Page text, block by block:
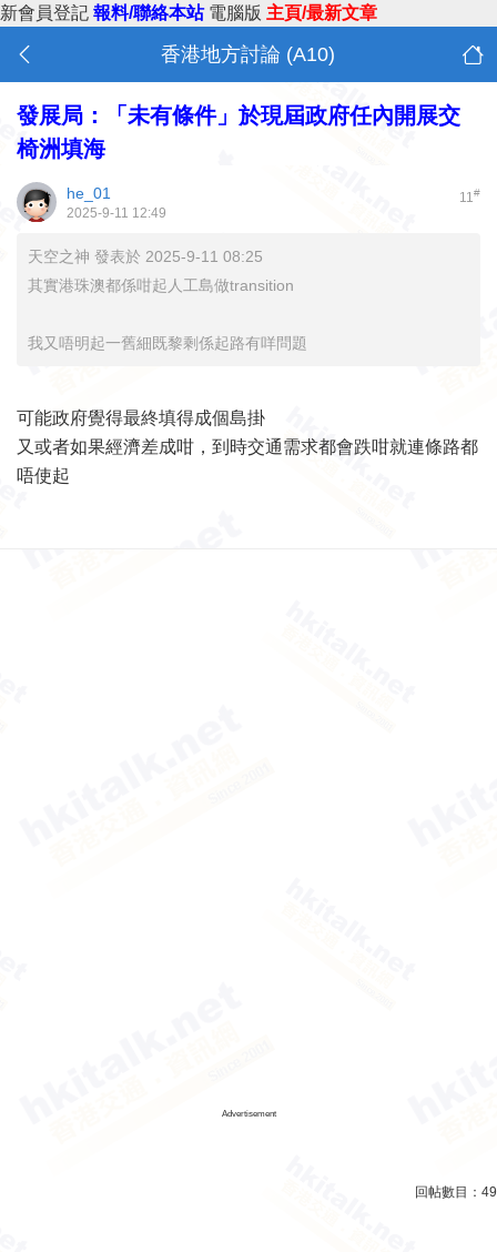
新會員登記 報料/聯絡本站 電腦版 主頁/最新文章
香港地方討論 (A10)
發展局：「未有條件」於現屆政府任內開展交
椅洲填海
11#
he_01
2025-9-11 12:49
天空之神 發表於 2025-9-11 08:25
其實港珠澳都係咁起人工島做transition
我又唔明起一舊細既黎剩係起路有咩問題
可能政府覺得最終填得成個島掛
又或者如果經濟差成咁，到時交通需求都會跌咁就連條路都
唔使起
Advertisement
回帖數目： 49